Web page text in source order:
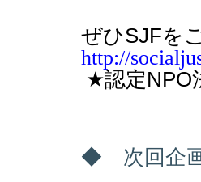
ぜひSJFを
http://
★認定NPO
◆ 次回